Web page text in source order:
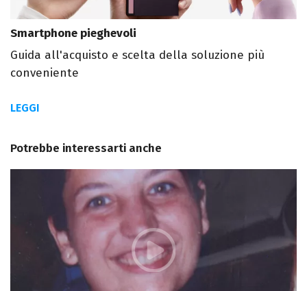
Smartphone pieghevoli
Guida all'acquisto e scelta della soluzione più
conveniente
LEGGI
Potrebbe interessarti anche